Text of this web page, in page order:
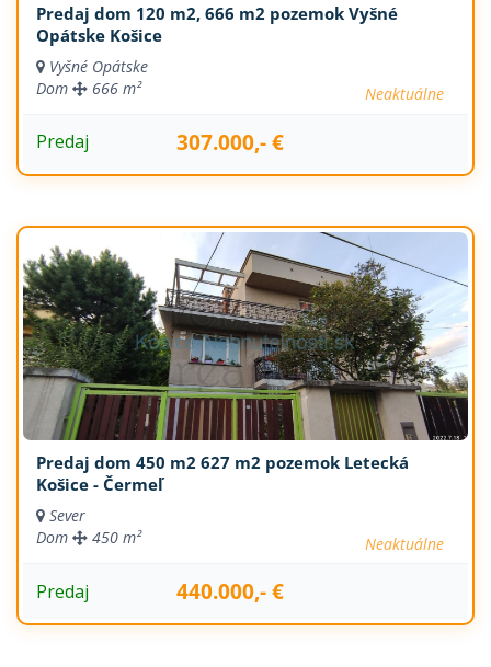
Predaj dom 120 m2, 666 m2 pozemok Vyšné
Opátske Košice
Vyšné Opátske
Dom
Neaktuálne
666 m²
Predaj 307.000,- €
Predaj dom 450 m2 627 m2 pozemok Letecká
Košice - Čermeľ
Sever
Dom
Neaktuálne
450 m²
Predaj 440.000,- €